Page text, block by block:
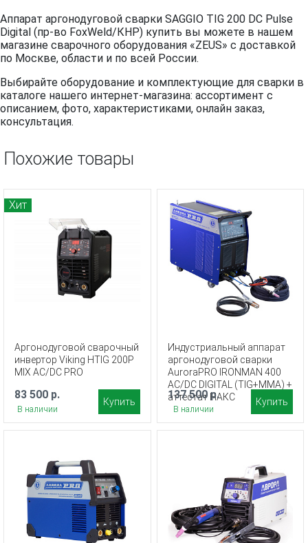
Аппарат аргонодуговой сварки SAGGIO TIG 200 DC Pulse
Digital (пр-во FoxWeld/КНР) купить вы можете в нашем
магазине сварочного оборудования «ZEUS» с доставкой
по Москве, области и по всей России.
Выбирайте оборудование и комплектующие для сварки в
каталоге нашего интернет-магазина: ассортимент с
описанием, фото, характеристиками, онлайн заказ,
консультация.
Похожие товары
Хит
Аргонодуговой сварочный
инвертор Viking HTIG 200P
MIX AC/DC PRO
83 500 р.
В наличии
Купить
Индустриальный аппарат
аргонодуговой сварки
AuroraPRO IRONMAN 400
AC/DC DIGITAL (TIG+MMA) +
аттестат НАКС
137 500 р.
В наличии
Купить